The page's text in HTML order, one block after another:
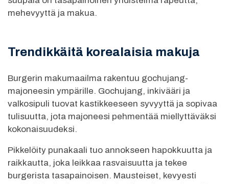
mehevyyttä ja makua.
Trendikkäitä korealaisia makuja
Burgerin makumaailma rakentuu gochujang-
majoneesin ympärille. Gochujang, inkivääri ja
valkosipuli tuovat kastikkeeseen syvyyttä ja sopivaa
tulisuutta, jota majoneesi pehmentää miellyttäväksi
kokonaisuudeksi.
Pikkelöity punakaali tuo annokseen hapokkuutta ja
raikkautta, joka leikkaa rasvaisuutta ja tekee
burgerista tasapainoisen. Mausteiset, kevyesti